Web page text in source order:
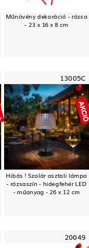
Műnövény dekoráció - rózsa
- 23 x 16 x 8 cm
13005C
Hibás ! Szolár asztali lámpa
- rózsaszín - hidegfehér LED
- műanyag - 26 x 12 cm
20049